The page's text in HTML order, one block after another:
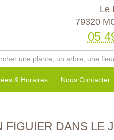
Le
79320
05
& Horaires Nous Contacter
FIGUIER DANS LE